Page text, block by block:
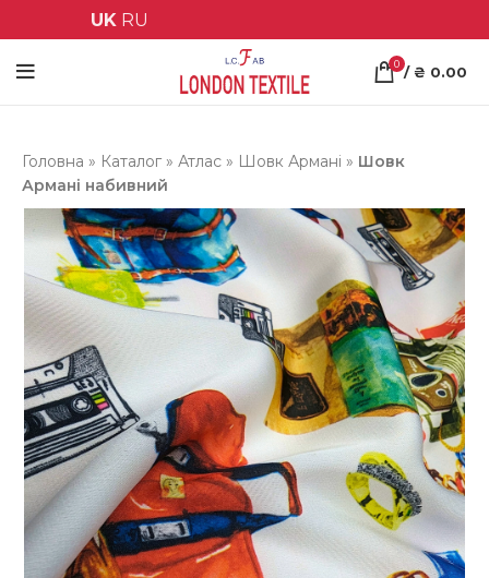
UK RU
0 / ₴ 0.00
Головна » Каталог »Атлас » Шовк Армані » Шовк
Армані набивний